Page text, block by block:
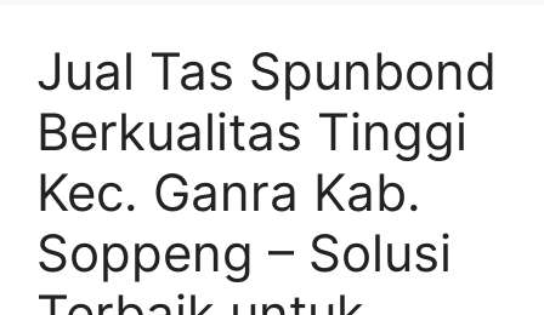
Jual Tas Spunbond
Berkualitas Tinggi
Kec. Ganra Kab.
Soppeng – Solusi